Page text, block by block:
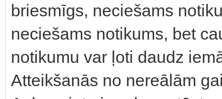
briesmīgs, neciešams
neciešams notikums, bet
notikumu var ļoti daudz
Atteikšanās no nereālām